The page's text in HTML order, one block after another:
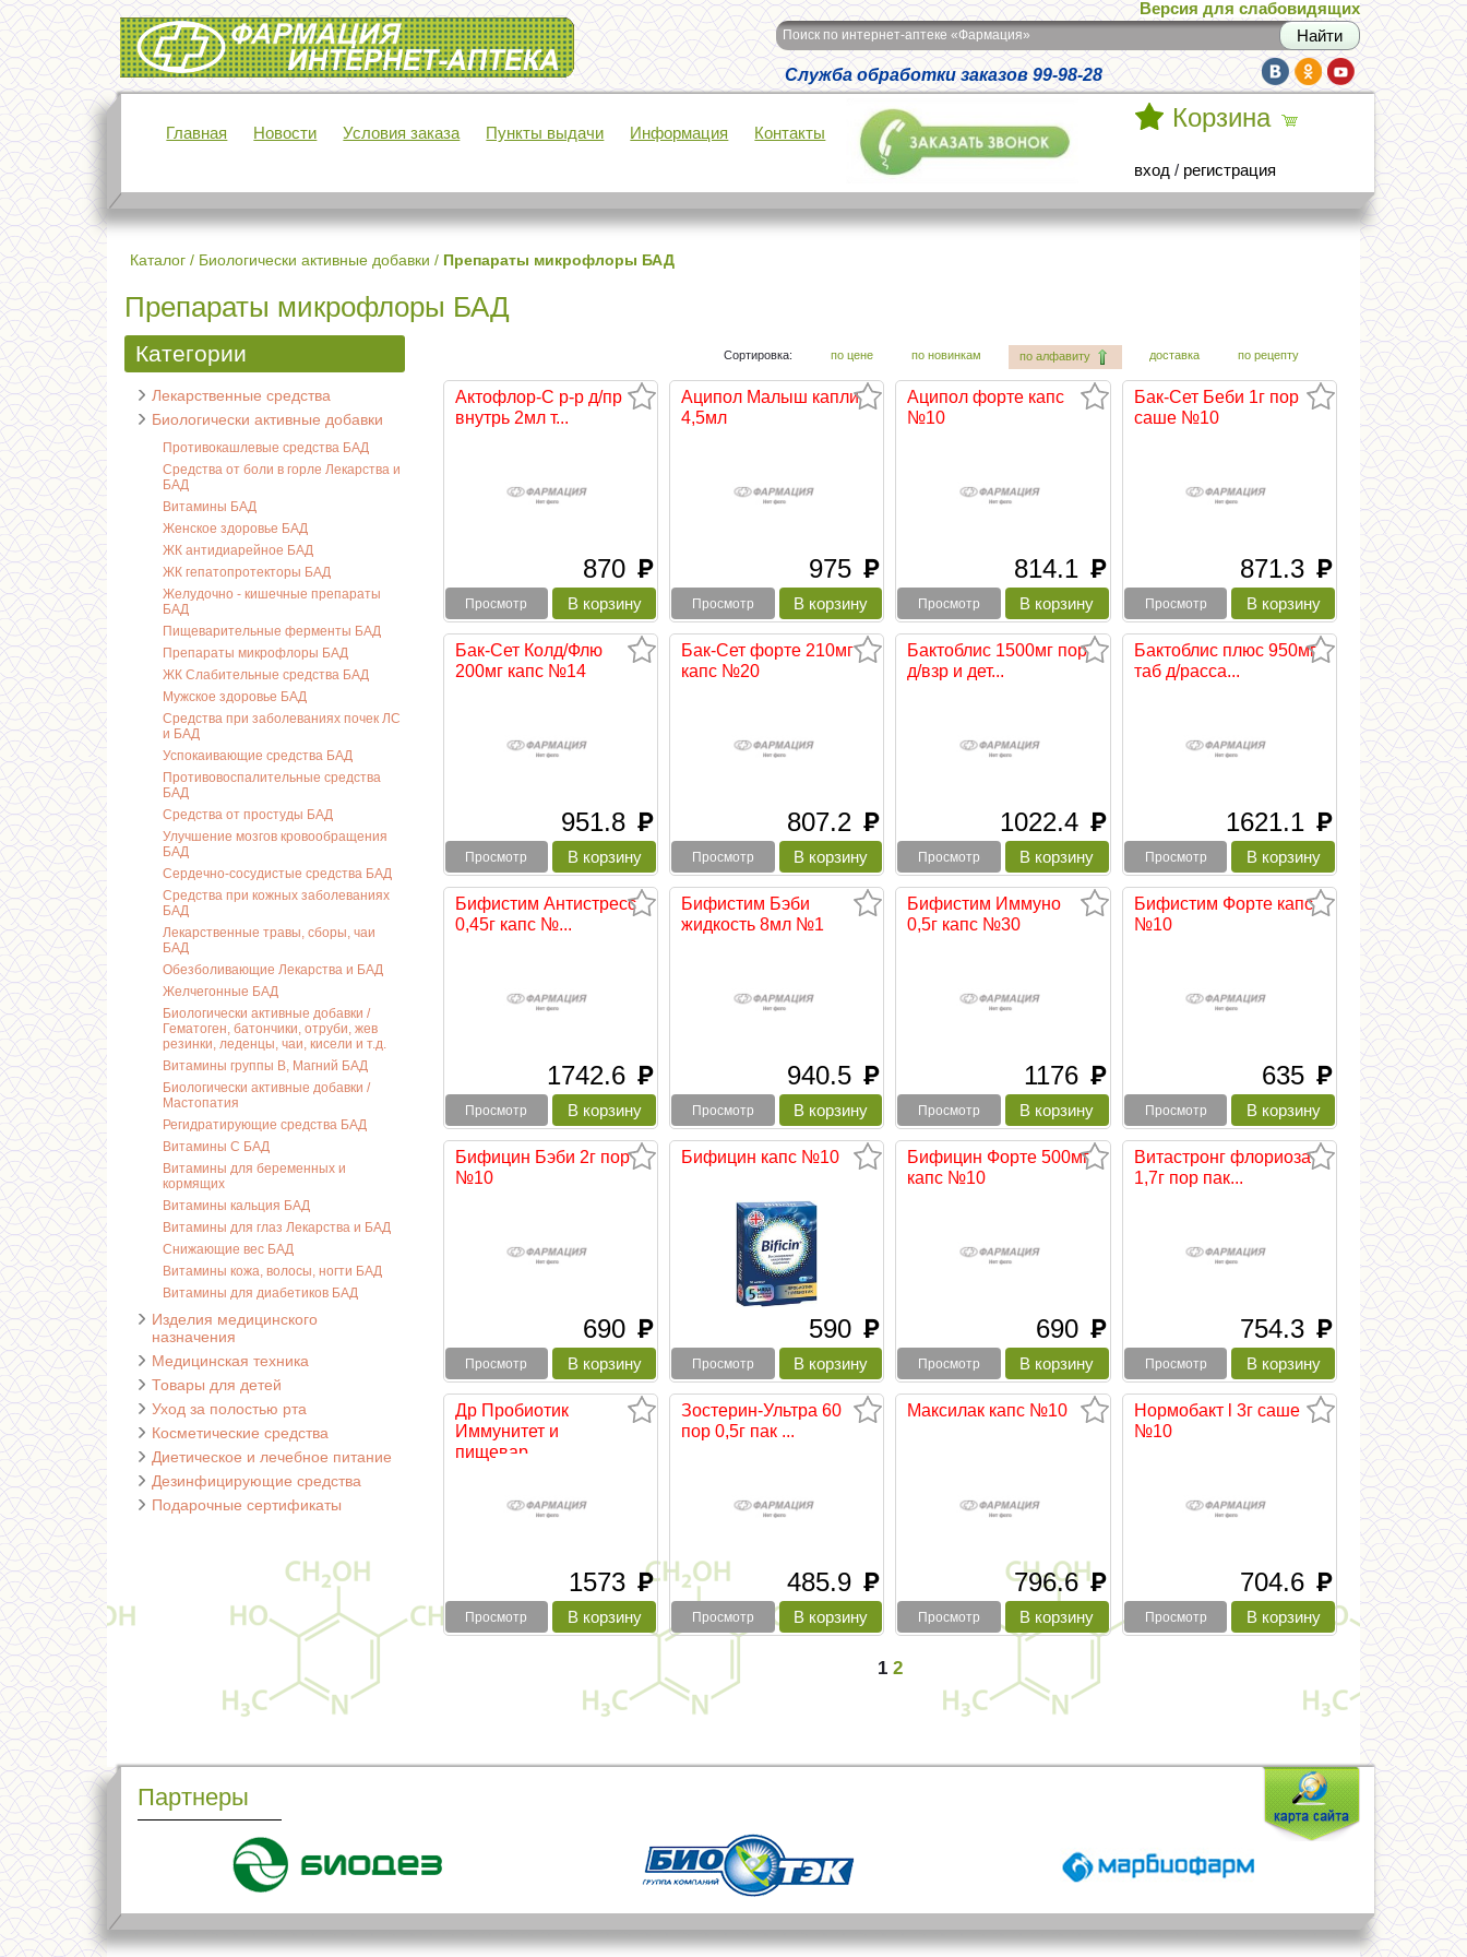
Интернет-аптека Фармация
Версия для слабовидящих
Поиск по интернет-аптеке «Фармация»
Служба обработки заказов 99-98-28
Главная Новости Условия заказа Пункты выдачи Информация Контакты
Корзина
вход / регистрация
Каталог / Биологически активные добавки / Препараты микрофлоры БАД
Препараты микрофлоры БАД
Категории
Лекарственные средства
Биологически активные добавки
Противокашлевые средства БАД
Средства от боли в горле Лекарства и
БАД
Витамины БАД
Женское здоровье БАД
ЖК антидиарейное БАД
ЖК гепатопротекторы БАД
Желудочно - кишечные препараты
БАД
Пищеварительные ферменты БАД
Препараты микрофлоры БАД
ЖК Слабительные средства БАД
Мужское здоровье БАД
Средства при заболеваниях почек ЛС
и БАД
Успокаивающие средства БАД
Противовоспалительные средства
БАД
Средства от простуды БАД
Улучшение мозгов кровообращения
БАД
Сердечно-сосудистые средства БАД
Средства при кожных заболеваниях
БАД
Лекарственные травы, сборы, чаи
БАД
Обезболивающие Лекарства и БАД
Желчегонные БАД
Биологически активные добавки /
Гематоген, батончики, отруби, жев
резинки, леденцы, чаи, кисели и т.д.
Витамины группы В, Магний БАД
Биологически активные добавки /
Мастопатия
Регидратирующие средства БАД
Витамины С БАД
Витамины для беременных и
кормящих
Витамины кальция БАД
Витамины для глаз Лекарства и БАД
Снижающие вес БАД
Витамины кожа, волосы, ногти БАД
Витамины для диабетиков БАД
Изделия медицинского
назначения
Медицинская техника
Товары для детей
Уход за полостью рта
Косметические средства
Диетическое и лечебное питание
Дезинфицирующие средства
Подарочные сертификаты
Сортировка: по цене по новинкам по алфавиту доставка по рецепту
Актофлор-С р-р д/пр
внутрь 2мл т...
870 руб
Просмотр
Аципол Малыш капли
4,5мл
975 руб
Просмотр
Аципол форте капс
№10
814.1 руб
Просмотр
Бак-Сет Беби 1г пор
саше №10
871.3 руб
Просмотр
Бак-Сет Колд/Флю
200мг капс №14
951.8 руб
Просмотр
Бак-Сет форте 210мг
капс №20
807.2 руб
Просмотр
Бактоблис 1500мг пор
д/взр и дет...
1022.4 руб
Просмотр
Бактоблис плюс 950мг
таб д/расса...
1621.1 руб
Просмотр
Бифистим Антистресс
0,45г капс №...
1742.6 руб
Просмотр
Бифистим Бэби
жидкость 8мл №1
940.5 руб
Просмотр
Бифистим Иммуно
0,5г капс №30
1176 руб
Просмотр
Бифистим Форте капс
№10
635 руб
Просмотр
Бифицин Бэби 2г пор
№10
690 руб
Просмотр
Бифицин капс №10
590 руб
Просмотр
Бифицин Форте 500мг
капс №10
690 руб
Просмотр
Витастронг флориоза
1,7г пор пак...
754.3 руб
Просмотр
Др Пробиотик
Иммунитет и
пищевар...
1573 руб
Просмотр
Зостерин-Ультра 60
пор 0,5г пак ...
485.9 руб
Просмотр
Максилак капс №10
796.6 руб
Просмотр
Нормобакт l 3г саше
№10
704.6 руб
Просмотр
1 2
Партнеры